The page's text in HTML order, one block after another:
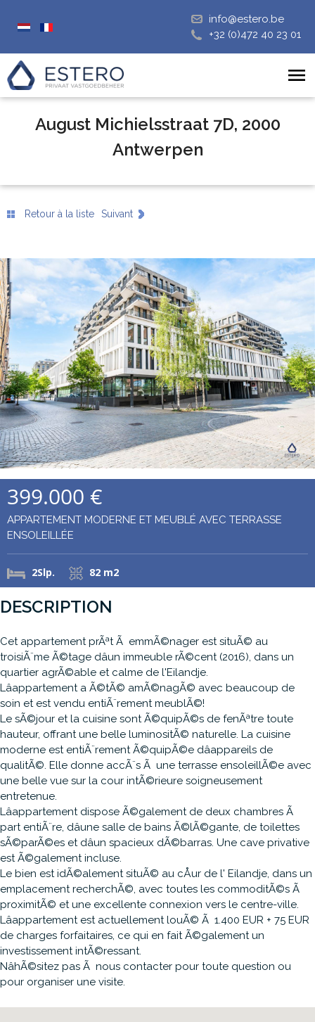
info@estero.be
+32 (0)472 40 23 01
August Michielsstraat 7D, 2000
Antwerpen
Retour à la liste Suivant
399.000 €
APPARTEMENT MODERNE ET MEUBLÉ AVEC TERRASSE
ENSOLEILLÉE
2Slp. 82 m2
DESCRIPTION
Cet appartement prÃªt Ã emmÃ©nager est situÃ© au
troisiÃ¨me Ã©tage dâun immeuble rÃ©cent (2016), dans un
quartier agrÃ©able et calme de l'Eilandje.
Lâappartement a Ã©tÃ© amÃ©nagÃ© avec beaucoup de
soin et est vendu entiÃ¨rement meublÃ©!
Le sÃ©jour et la cuisine sont Ã©quipÃ©s de fenÃªtre toute
hauteur, offrant une belle luminositÃ© naturelle. La cuisine
moderne est entiÃ¨rement Ã©quipÃ©e dâappareils de
qualitÃ©. Elle donne accÃ¨s Ã une terrasse ensoleillÃ©e avec
une belle vue sur la cour intÃ©rieure soigneusement
entretenue.
Lâappartement dispose Ã©galement de deux chambres Ã
part entiÃ¨re, dâune salle de bains Ã©lÃ©gante, de toilettes
sÃ©parÃ©es et dâun spacieux dÃ©barras. Une cave privative
est Ã©galement incluse.
Le bien est idÃ©alement situÃ© au cÅur de l' Eilandje, dans un
emplacement recherchÃ©, avec toutes les commoditÃ©s Ã
proximitÃ© et une excellente connexion vers le centre-ville.
Lâappartement est actuellement louÃ© Ã 1.400 EUR + 75 EUR
de charges forfaitaires, ce qui en fait Ã©galement un
investissement intÃ©ressant.
NâhÃ©sitez pas Ã nous contacter pour toute question ou
pour organiser une visite.